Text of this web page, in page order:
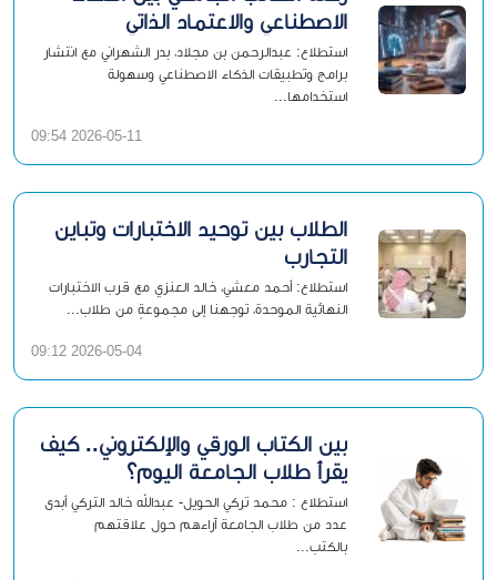
الاصطناعي والاعتماد الذاتي
استطلاع: عبدالرحمن بن مجلاد، بدر الشهراني مع انتشار
برامج وتطبيقات الذكاء الاصطناعي وسهولة
استخدامها...
2026-05-11 09:54
الطلاب بين توحيد الاختبارات وتباين
التجارب
استطلاع: أحمد معشي، خالد العنزي مع قرب الاختبارات
النهائية الموحدة، توجهنا إلى مجموعةٍ من طلاب...
2026-05-04 09:12
بين الكتاب الورقي والإلكتروني.. كيف
يقرأ طلاب الجامعة اليوم؟
استطلاع : محمد تركي الحويل- عبدالله خالد التركي أبدى
عدد من طلاب الجامعة آراءهم حول علاقتهم
بالكتب...